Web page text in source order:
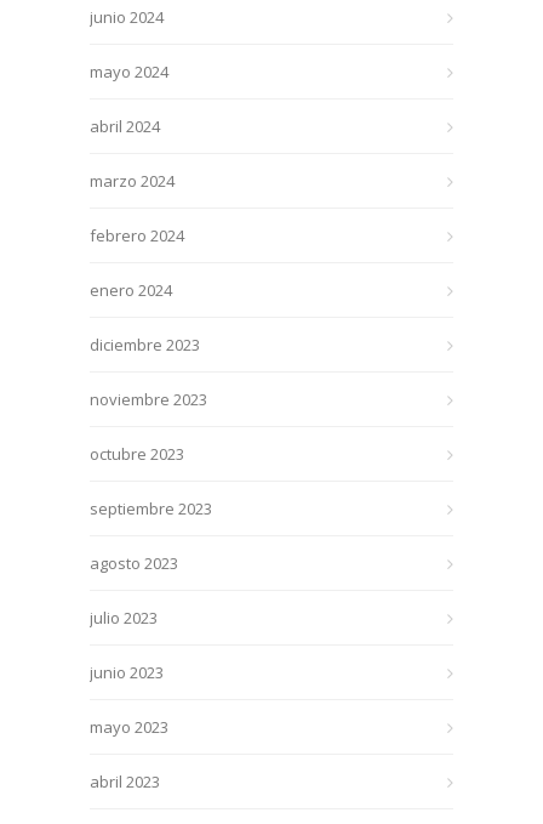
junio 2024
mayo 2024
abril 2024
marzo 2024
febrero 2024
enero 2024
diciembre 2023
noviembre 2023
octubre 2023
septiembre 2023
agosto 2023
julio 2023
junio 2023
mayo 2023
abril 2023